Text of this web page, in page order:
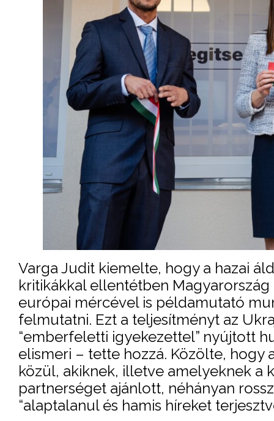
Varga Judit kiemelte, hogy a hazai
kritikákkal ellentétben
európai mércével is példamutató
felmutatni. Ezt a teljesítményt az
“emberfeletti igyekezettel” nyújtott
elismeri – tette hozzá. Közölte, hogy
közül, akiknek, illetve amelyeknek a
partnerséget ajánlott, néhányan
“alaptalanul és hamis híreket